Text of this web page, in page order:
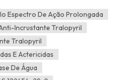
Espectro De Ação Prolongada
Incrustante Tralopyril
Tralopyril
E Actericidas
De Água